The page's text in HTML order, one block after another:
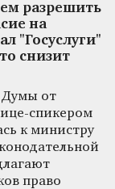
разрешить
на
"Госуслуги"
снизит
Думы от
спикером
к министру
право